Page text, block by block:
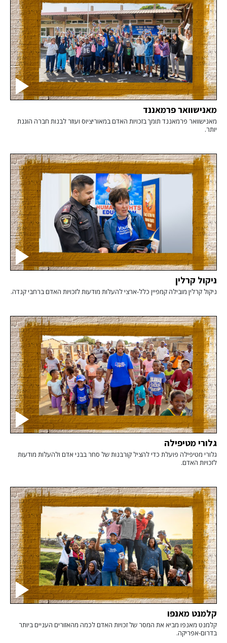
מאנישוואר פרמאננד
מאנישוואר פרמאננד תומך בזכויות האדם במאוריציוס ועוזר לבנות חברה הוגנת
יותר.
ניקול קרלין
ניקול קרלין מובילה קמפיין כלל-ארצי להעלות מודעות לזכויות האדם ברחבי קנדה.
גלורי מטיפילה
גלורי מטיפילה פועלת כדי להציל קורבנות של סחר בבני אדם ולהעלות מודעות
לזכויות האדם.
קלמנט מאנפו
קלמנט מאנפו מביא את המסר של זכויות האדם לכמה מהאזורים העניים ביותר
בדרום-אפריקה.